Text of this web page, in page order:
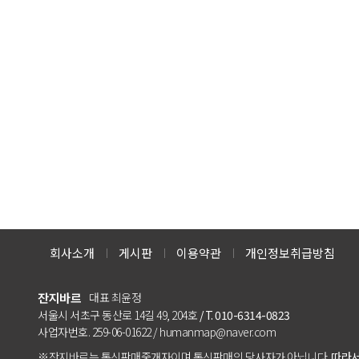
회사소개 게시판 이용약관 개인정보취급방침
잔지바르 대표 최윤정
서울시 서초구 동산로 14길 49, 204호 / T. 010-6314-0823
사업자번호. 259-06-01622 / humanmap@naver.com